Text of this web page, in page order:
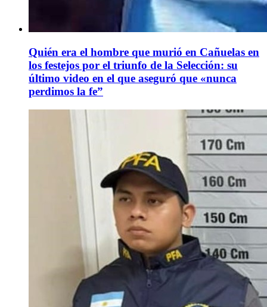
Quién era el hombre que murió en Cañuelas en
los festejos por el triunfo de la Selección: su
último video en el que aseguró que «nunca
perdimos la fe”